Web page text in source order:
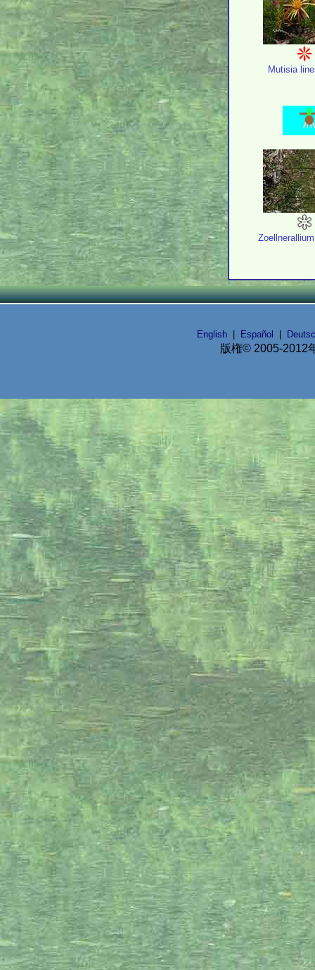
Mutisia
English Español
版権© 2005-2012